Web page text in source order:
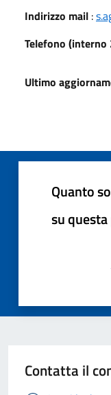
Indirizzo mail :
Telefono (interno
Ultimo
Quanto
su
Contatta il